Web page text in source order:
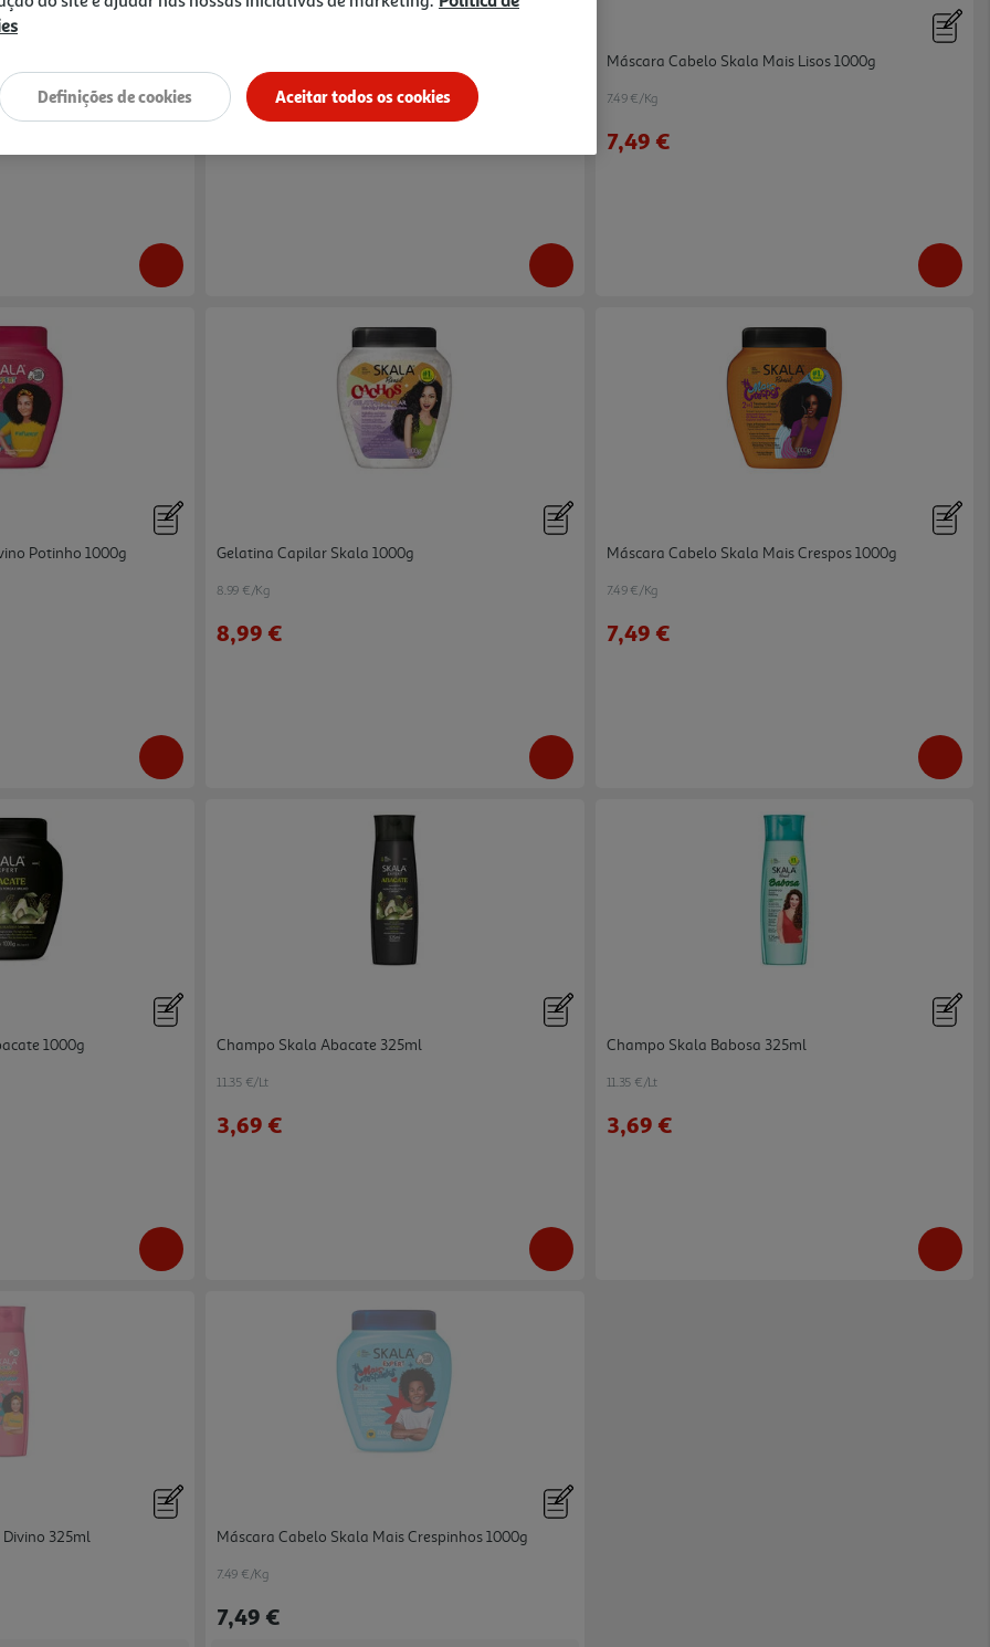
7.49 €/Kg
Máscara Cabelo Skala Mais Lisos 1000g
7.49 €/Kg
7,49 €
Potinho 1000g Gelatina Capilar Skala 1000g
8.99 €/Kg
8,99 €
Máscara Cabelo Skala Mais Crespos 1000g
7.49 €/Kg
7,49 €
1000g Champo Skala Abacate 325ml
11.35 €/Lt
3,69 €
Champo Skala Babosa 325ml
11.35 €/Lt
3,69 €
325ml Máscara Cabelo Skala Mais Crespinhos 1000g
7.49 €/Kg
7,49 €
Aceitar todos os cookies
Definições de cookies